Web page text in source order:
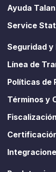
Ayuda
Service
Seguridad
Línea de
Políticas de
Términos y